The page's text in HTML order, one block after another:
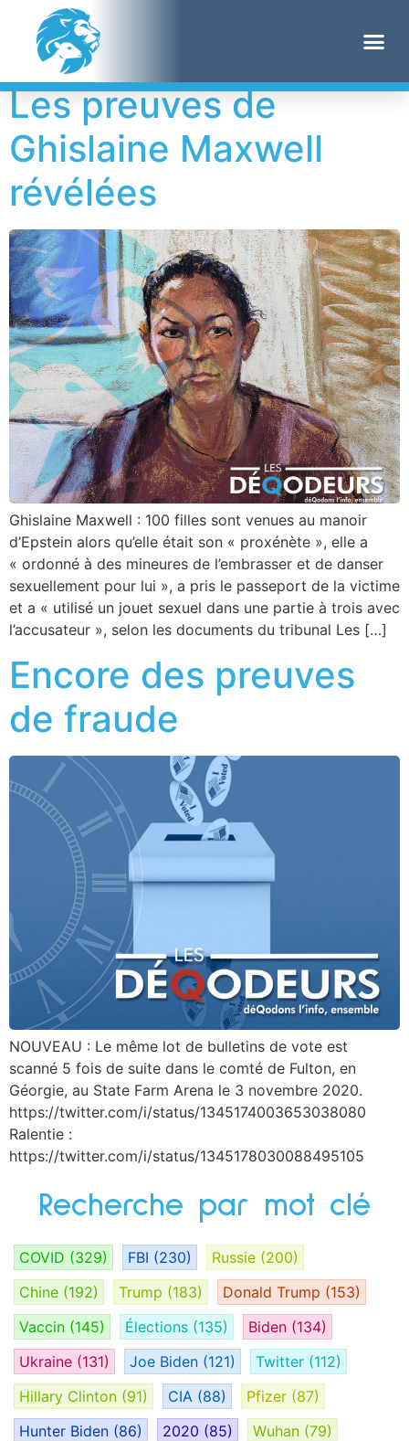
Étiquette : preuves
Les preuves de
Ghislaine Maxwell
révélées
Ghislaine Maxwell : 100 filles sont venues au manoir
d’Epstein alors qu’elle était son « proxénète », elle a
« ordonné à des mineures de l’embrasser et de danser
sexuellement pour lui », a pris le passeport de la victime
et a « utilisé un jouet sexuel dans une partie à trois avec
l’accusateur », selon les documents du tribunal Les […]
Encore des preuves
de fraude
NOUVEAU : Le même lot de bulletins de vote est
scanné 5 fois de suite dans le comté de Fulton, en
Géorgie, au State Farm Arena le 3 novembre 2020.
https://twitter.com/i/status/1345174003653038080
Ralentie :
https://twitter.com/i/status/1345178030088495105
Recherche par mot clé
COVID (329) FBI (230) Russie (200)
Chine (192) Trump (183) Donald Trump (153)
Vaccin (145) Élections (135) Biden (134)
Ukraine (131) Joe Biden (121) Twitter (112)
Hillary Clinton (91) CIA (88) Pfizer (87)
Hunter Biden (86) 2020 (85) Wuhan (79)